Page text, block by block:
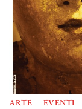
ARTE EVENTI